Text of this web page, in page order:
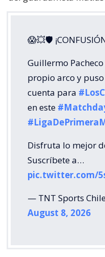
😱💥🛡
Guillermo
propio arco y
cuenta para
en este
Disfruta lo mejor
Suscríbete a…
pic.twitter.com/
— TNT Sports
August 8, 2026